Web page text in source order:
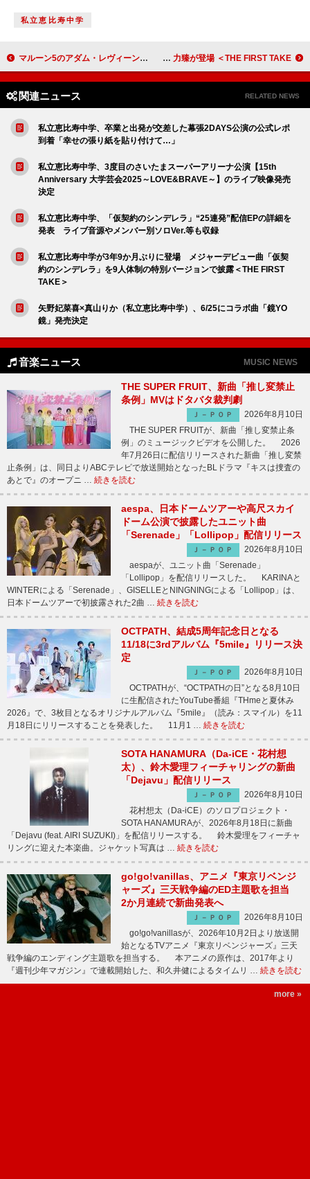
私立恵比寿中学
マルーン5のアダム・レヴィーン、娘たちとオリヴィア・ロドリゴのライブに参戦し“圧倒”されたと語る 香港でプロ16名の中から選ばれたアーティスト・Lagchun 力臻が登場 ＜THE FIRST TAKE＞
関連ニュース RELATED NEWS
私立恵比寿中学、卒業と出発が交差した幕張2DAYS公演の公式レポ
到着「幸せの張り紙を貼り付けて…」
私立恵比寿中学、3度目のさいたまスーパーアリーナ公演【15th
Anniversary 大学芸会2025～LOVE&BRAVE～】のライブ映像発売
決定
私立恵比寿中学、「仮契約のシンデレラ」“25連発”配信EPの詳細を
発表 ライブ音源やメンバー別ソロVer.等も収録
私立恵比寿中学が3年9か月ぶりに登場 メジャーデビュー曲「仮契
約のシンデレラ」を9人体制の特別バージョンで披露＜THE FIRST
TAKE＞
矢野妃菜喜×真山りか（私立恵比寿中学）、6/25にコラボ曲「鏡YO
鏡」発売決定
音楽ニュース MUSIC NEWS
THE SUPER FRUIT、新曲「推し変禁止
条例」MVはドタバタ裁判劇
Ｊ－ＰＯＰ
2026年8月10日
THE SUPER FRUITが、新曲「推し変禁止条
例」のミュージックビデオを公開した。 2026
年7月26日に配信リリースされた新曲「推し変禁
止条例」は、同日よりABCテレビで放送開始となったBLドラマ『キスは捜査の
あとで』のオープニ … 続きを読む
aespa、日本ドームツアーや高尺スカイ
ドーム公演で披露したユニット曲
「Serenade」「Lollipop」配信リリース
Ｊ－ＰＯＰ
2026年8月10日
aespaが、ユニット曲「Serenade」
「Lollipop」を配信リリースした。 KARINAと
WINTERによる「Serenade」、GISELLEとNINGNINGによる「Lollipop」は、
日本ドームツアーで初披露された2曲 … 続きを読む
OCTPATH、結成5周年記念日となる
11/18に3rdアルバム『5mile』リリース決
定
Ｊ－ＰＯＰ
2026年8月10日
OCTPATHが、“OCTPATHの日”となる8月10日
に生配信されたYouTube番組『THmeと夏休み
2026』で、3枚目となるオリジナルアルバム『5mile』（読み：スマイル）を11
月18日にリリースすることを発表した。 11月1 … 続きを読む
SOTA HANAMURA（Da-iCE・花村想
太）、鈴木愛理フィーチャリングの新曲
「Dejavu」配信リリース
Ｊ－ＰＯＰ
2026年8月10日
花村想太（Da-iCE）のソロプロジェクト・
SOTA HANAMURAが、2026年8月18日に新曲
「Dejavu (feat. AIRI SUZUKI)」を配信リリースする。 鈴木愛理をフィーチャ
リングに迎えた本楽曲。ジャケット写真は … 続きを読む
go!go!vanillas、アニメ『東京リベンジ
ャーズ』三天戦争編のED主題歌を担当
2か月連続で新曲発表へ
Ｊ－ＰＯＰ
2026年8月10日
go!go!vanillasが、2026年10月2日より放送開
始となるTVアニメ『東京リベンジャーズ』三天
戦争編のエンディング主題歌を担当する。 本アニメの原作は、2017年より
『週刊少年マガジン』で連載開始した、和久井健によるタイムリ … 続きを読む
more »